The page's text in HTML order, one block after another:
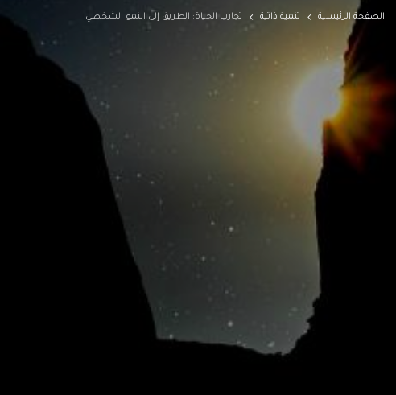
الصفحة الرئيسية تنمية ذاتية تجارب الحياة: الطريق إلى النمو الشخصي